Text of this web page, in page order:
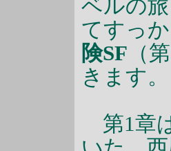
ベルの
てすっ
険SF （
きます。
第1章